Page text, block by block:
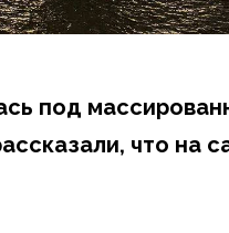
под
что на